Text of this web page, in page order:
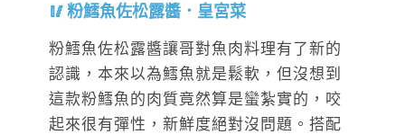
粉鱈魚佐松露醬．皇宮菜
粉鱈魚佐松露醬讓哥對魚肉料理有了新的
認識，本來以為鱈魚就是鬆軟，但沒想到
這款粉鱈魚的肉質竟然算是蠻紮實的，咬
起來很有彈性，新鮮度絕對沒問題。搭配